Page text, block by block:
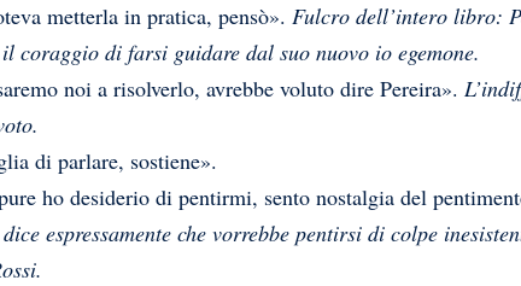
metterla in pratica, pensò». Fulcro dell’intero libro:
coraggio di farsi guidare dal suo nuovo io egemone.
noi a risolverlo, avrebbe voluto dire Pereira».
di parlare, sostiene».
ho desiderio di pentirmi, sento nostalgia del
espressamente che vorrebbe pentirsi di colpe